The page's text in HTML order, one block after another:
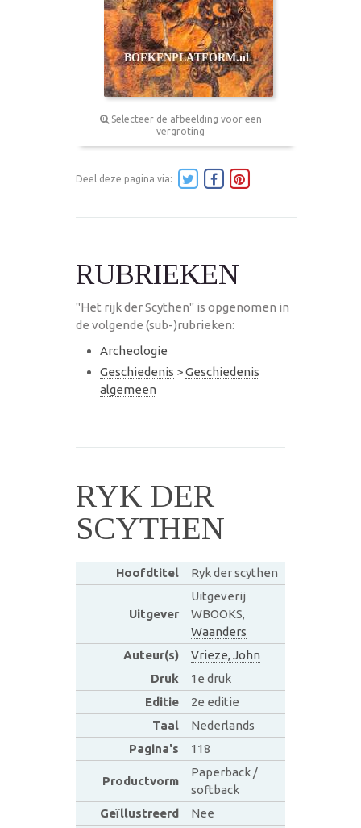
Selecteer de afbeelding voor een
vergroting
Deel deze pagina via:
RUBRIEKEN
"Het rijk der Scythen" is opgenomen in
de volgende (sub-)rubrieken:
Archeologie
Geschiedenis >Geschiedenis
algemeen
RYK DER
SCYTHEN
Hoofdtitel Ryk der scythen
Uitgever
Uitgeverij
WBOOKS,
Waanders
Auteur(s)
Vrieze, John
Druk
1e druk
Editie
2e editie
Taal
Nederlands
Pagina's
118
Productvorm
Paperback /
softback
Geïllustreerd
Nee